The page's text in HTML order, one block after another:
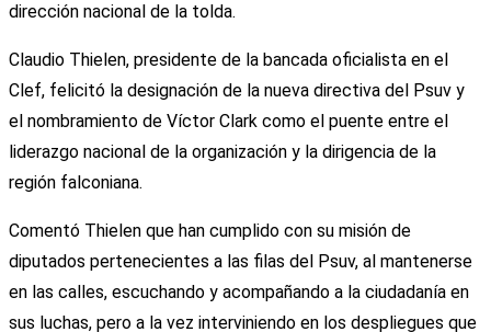
dirección nacional de la tolda.
Claudio Thielen, presidente de la bancada oficialista en el
Clef, felicitó la designación de la nueva directiva del Psuv y
el nombramiento de Víctor Clark como el puente entre el
liderazgo nacional de la organización y la dirigencia de la
región falconiana.
Comentó Thielen que han cumplido con su misión de
diputados pertenecientes a las filas del Psuv, al mantenerse
en las calles, escuchando y acompañando a la ciudadanía en
sus luchas, pero a la vez interviniendo en los despliegues que